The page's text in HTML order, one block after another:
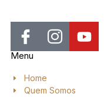
Menu
Home
Quem Somos